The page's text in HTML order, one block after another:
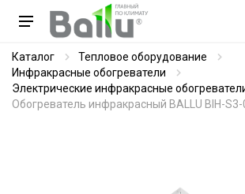
Каталог
Тепловое оборудование
Инфракрасные обогреватели
Электрические инфракрасные
Обогреватель инфракрасный BALLU BIH-S3-